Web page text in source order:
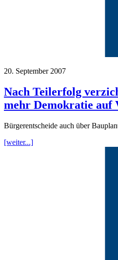
20. September 2007
Nach Teilerfolg
mehr Demokratie auf
Bürgerentscheide auch über
[weiter...]